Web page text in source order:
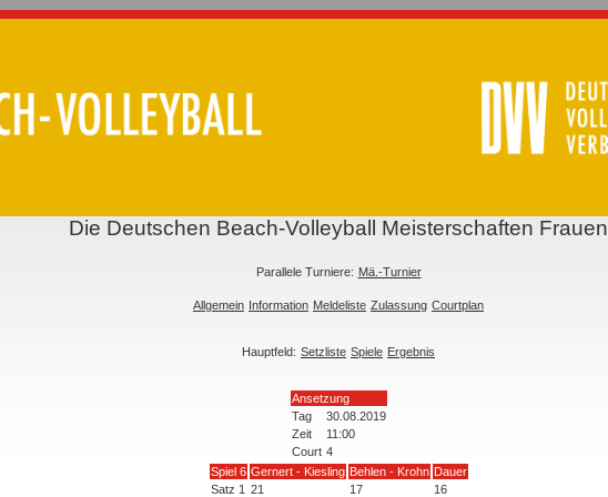
Die Deutschen Beach-Volleyball Meisterschaften Frauen
Parallele Turniere: Mä.-Turnier
Allgemein Information Meldeliste Zulassung Courtplan
Hauptfeld: Setzliste Spiele Ergebnis
Ansetzung
Tag
30.08.2019
Zeit
11:00
Court 4
Spiel 6 Gernert - Kiesling Behlen - Krohn Dauer
Satz 1 21 17 16